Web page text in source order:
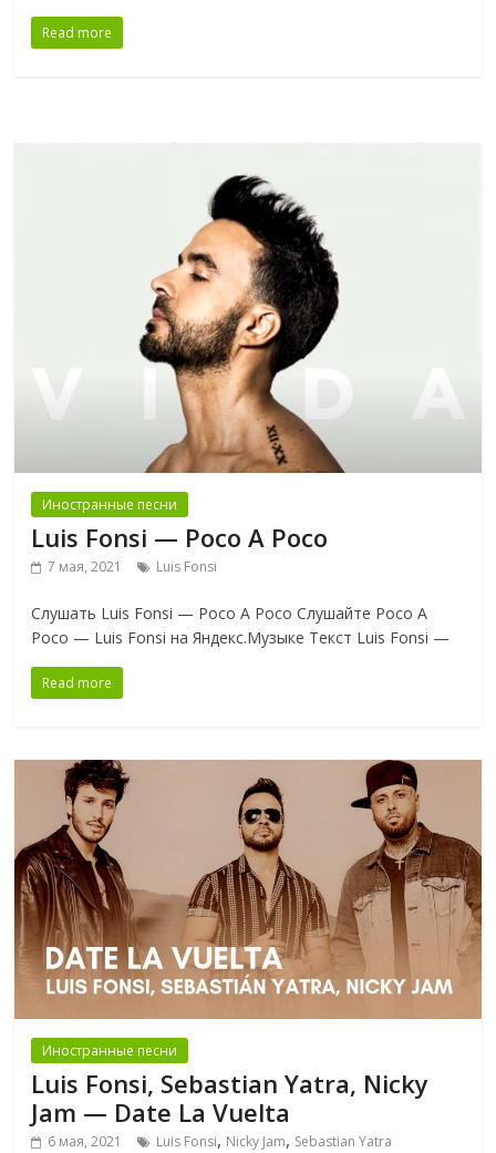
Read more
Иностранные песни
Luis Fonsi — Poco A Poco
7 мая, 2021 Luis Fonsi
Слушать Luis Fonsi — Poco A Poco Слушайте Poco A
Poco — Luis Fonsi на Яндекс.Музыке Текст Luis Fonsi —
Read more
Иностранные песни
Luis Fonsi, Sebastian Yatra, Nicky
Jam — Date La Vuelta
6 мая, 2021 Luis Fonsi, Nicky Jam, Sebastian Yatra